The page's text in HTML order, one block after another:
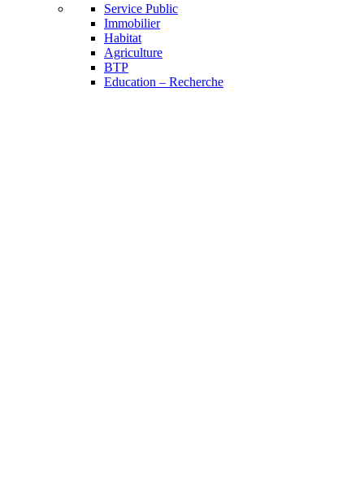
Service Public
Immobilier
Habitat
Agriculture
BTP
Education – Recherche